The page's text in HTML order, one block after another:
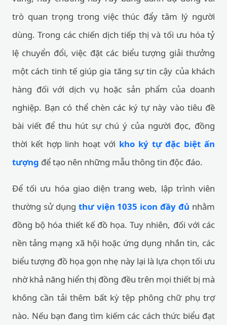
trò quan trọng trong việc thúc đẩy tâm lý người
dùng. Trong các chiến dịch tiếp thị và tối ưu hóa tỷ
lệ chuyển đổi, việc đặt các biểu tượng giải thưởng
một cách tinh tế giúp gia tăng sự tin cậy của khách
hàng đối với dịch vụ hoặc sản phẩm của doanh
nghiệp. Bạn có thể chèn các ký tự này vào tiêu đề
bài viết để thu hút sự chú ý của người đọc, đồng
thời kết hợp linh hoạt với kho ký tự đặc biệt ấn
tượng để tạo nên những mẫu thông tin độc đáo.
Để tối ưu hóa giao diện trang web, lập trình viên
thường sử dụng thư viện 1035 icon đầy đủ nhằm
đồng bộ hóa thiết kế đồ họa. Tuy nhiên, đối với các
nền tảng mạng xã hội hoặc ứng dụng nhắn tin, các
biểu tượng đồ họa gọn nhẹ này lại là lựa chọn tối ưu
nhờ khả năng hiển thị đồng đều trên mọi thiết bị mà
không cần tải thêm bất kỳ tệp phông chữ phụ trợ
nào. Nếu bạn đang tìm kiếm các cách thức biểu đạt